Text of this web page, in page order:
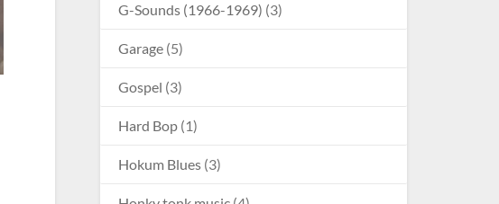
G-Sounds (1966-1969) (3)
Garage (5)
Gospel (3)
Hard Bop (1)
Hokum Blues (3)